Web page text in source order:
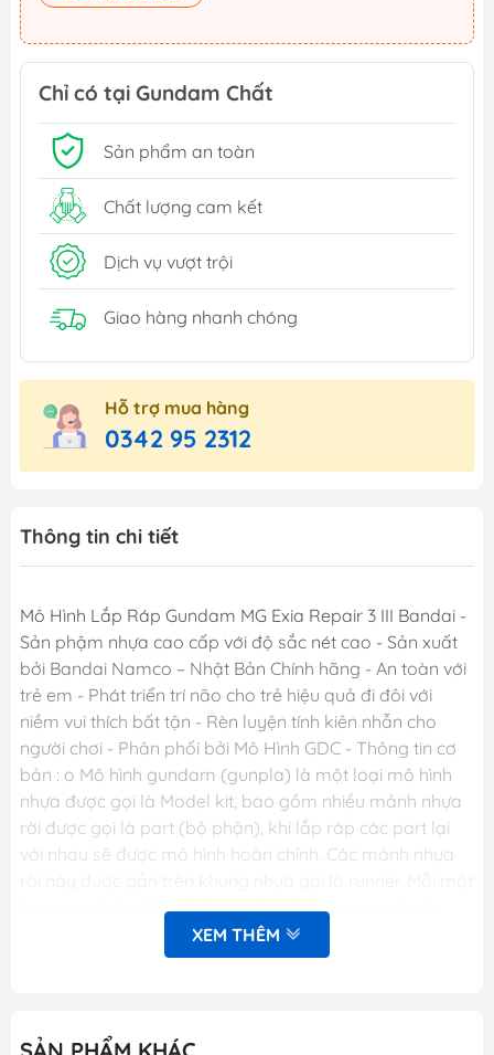
Chỉ có tại Gundam Chất
Sản phẩm an toàn
Chất lượng cam kết
Dịch vụ vượt trội
Giao hàng nhanh chóng
Hỗ trợ mua hàng
0342 95 2312
Thông tin chi tiết
Mô Hình Lắp Ráp Gundam MG Exia Repair 3 III Bandai -
Sản phậm nhựa cao cấp với độ sắc nét cao - Sản xuất
bởi Bandai Namco – Nhật Bản Chính hãng - An toàn với
trẻ em - Phát triển trí não cho trẻ hiệu quả đi đôi với
niềm vui thích bất tận - Rèn luyện tính kiên nhẫn cho
người chơi - Phân phối bởi Mô Hình GDC - Thông tin cơ
bản : o Mô hình gundam (gunpla) là một loại mô hình
nhựa được gọi là Model kit, bao gồm nhiều mảnh nhựa
rời được gọi là part (bộ phận), khi lắp ráp các part lại
với nhau sẽ được mô hình hoàn chỉnh. Các mảnh nhựa
hộp sản phẩm Gunpla bao gồm nhiều runner và các
phụ kiện liên quan, một tập sách nhỏ (manual) bên
trong giới thiệu sơ lược về mẫu Gundam trong hộp và
muốn. o Người chơi sẽ thỏa sức sáng tạo và đam mê.
XEM THÊM